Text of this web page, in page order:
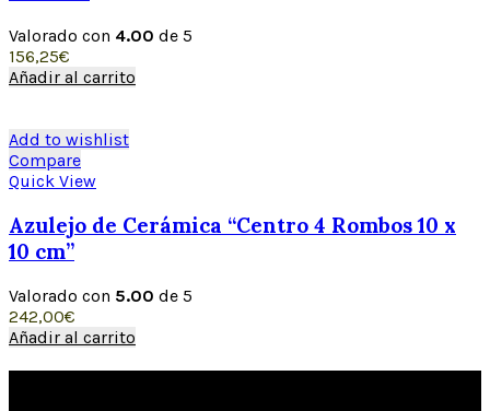
Valorado con 4.00 de 5
156,25€
Añadir al carrito
Add to wishlist
Compare
Quick View
Azulejo de Cerámica “Centro 4 Rombos 10 x
10 cm”
Valorado con 5.00 de 5
242,00€
Añadir al carrito